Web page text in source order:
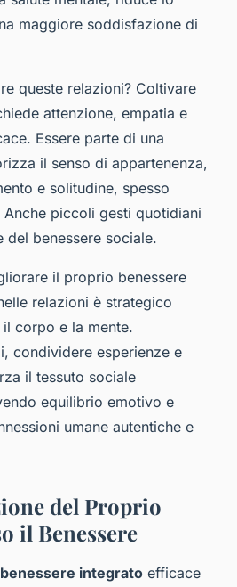
maggiore soddisfazione di
queste relazioni? Coltivare
attenzione, empatia e
Essere parte di una
il senso di appartenenza,
e solitudine, spesso
Anche piccoli gesti quotidiani
benessere sociale.
il proprio benessere
relazioni è strategico
corpo e la mente.
condividere esperienze e
il tessuto sociale
equilibrio emotivo e
umane autentiche e
del Proprio
il Benessere
benessere integrato efficace